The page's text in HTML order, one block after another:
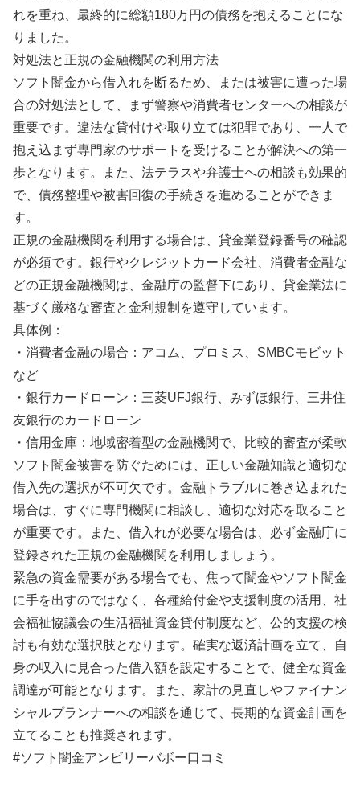
れを重ね、最終的に総額180万円の債務を抱えることにな
りました。
対処法と正規の金融機関の利用方法
ソフト闇金から借入れを断るため、または被害に遭った場
合の対処法として、まず警察や消費者センターへの相談が
重要です。違法な貸付けや取り立ては犯罪であり、一人で
抱え込まず専門家のサポートを受けることが解決への第一
歩となります。また、法テラスや弁護士への相談も効果的
で、債務整理や被害回復の手続きを進めることができま
す。
正規の金融機関を利用する場合は、貸金業登録番号の確認
が必須です。銀行やクレジットカード会社、消費者金融な
どの正規金融機関は、金融庁の監督下にあり、貸金業法に
基づく厳格な審査と金利規制を遵守しています。
具体例：
・消費者金融の場合：アコム、プロミス、SMBCモビット
など
・銀行カードローン：三菱UFJ銀行、みずほ銀行、三井住
友銀行のカードローン
・信用金庫：地域密着型の金融機関で、比較的審査が柔軟
ソフト闇金被害を防ぐためには、正しい金融知識と適切な
借入先の選択が不可欠です。金融トラブルに巻き込まれた
場合は、すぐに専門機関に相談し、適切な対応を取ること
が重要です。また、借入れが必要な場合は、必ず金融庁に
登録された正規の金融機関を利用しましょう。
緊急の資金需要がある場合でも、焦って闇金やソフト闇金
に手を出すのではなく、各種給付金や支援制度の活用、社
会福祉協議会の生活福祉資金貸付制度など、公的支援の検
討も有効な選択肢となります。確実な返済計画を立て、自
身の収入に見合った借入額を設定することで、健全な資金
調達が可能となります。また、家計の見直しやファイナン
シャルプランナーへの相談を通じて、長期的な資金計画を
立てることも推奨されます。
#ソフト闇金アンビリーバボー口コミ